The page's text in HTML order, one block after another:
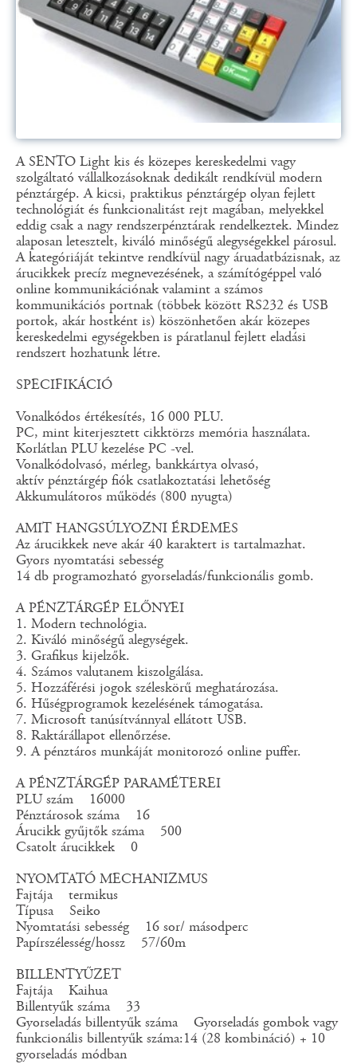
A SENTO Light kis és közepes kereskedelmi vagy
szolgáltató vállalkozásoknak dedikált rendkívül modern
pénztárgép. A kicsi, praktikus pénztárgép olyan fejlett
technológiát és funkcionalitást rejt magában, melyekkel
eddig csak a nagy rendszerpénztárak rendelkeztek. Mindez
alaposan letesztelt, kiváló minőségű alegységekkel párosul.
A kategóriáját tekintve rendkívül nagy áruadatbázisnak, az
árucikkek precíz megnevezésének, a számítógéppel való
online kommunikációnak valamint a számos
kommunikációs portnak (többek között RS232 és USB
portok, akár hostként is) köszönhetően akár közepes
kereskedelmi egységekben is páratlanul fejlett eladási
rendszert hozhatunk létre.
SPECIFIKÁCIÓ
Vonalkódos értékesítés, 16 000 PLU.
PC, mint kiterjesztett cikktörzs memória használata.
Korlátlan PLU kezelése PC -vel.
Vonalkódolvasó, mérleg, bankkártya olvasó,
aktív pénztárgép fiók csatlakoztatási lehetőség
Akkumulátoros működés (800 nyugta)
AMIT HANGSÚLYOZNI ÉRDEMES
Az árucikkek neve akár 40 karaktert is tartalmazhat.
Gyors nyomtatási sebesség
14 db programozható gyorseladás/funkcionális gomb.
A PÉNZTÁRGÉP ELŐNYEI
1. Modern technológia.
2. Kiváló minőségű alegységek.
3. Grafikus kijelzők.
4. Számos valutanem kiszolgálása.
5. Hozzáférési jogok széleskörű meghatározása.
6. Hűségprogramok kezelésének támogatása.
7. Microsoft tanúsítvánnyal ellátott USB.
8. Raktárállapot ellenőrzése.
9. A pénztáros munkáját monitorozó online puffer.
A PÉNZTÁRGÉP PARAMÉTEREI
PLU szám 16000
Pénztárosok száma 16
Árucikk gyűjtők száma 500
Csatolt árucikkek 0
NYOMTATÓ MECHANIZMUS
Fajtája termikus
Típusa Seiko
Nyomtatási sebesség 16 sor/ másodperc
Papírszélesség/hossz 57/60m
BILLENTYŰZET
Fajtája Kaihua
Billentyűk száma 33
Gyorseladás billentyűk száma Gyorseladás gombok vagy
funkcionális billentyűk száma:14 (28 kombináció) + 10
gyorseladás módban